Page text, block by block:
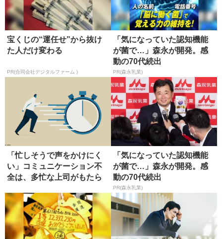
宝くじの“運任せ”から抜け
た人だけ変わる
PR(合同会社デジタルファーム )
「気になっていた認知機能
が菌で…」森永が開発。感
動の70代続出
PR(森永乳業)
「忙しそうで声をかけにく
い」コミュニケーション不
全は、多忙な上司がもたら
「気になっていた認知機能
が菌で…」森永が開発。感
動の70代続出
PR(森永乳業)